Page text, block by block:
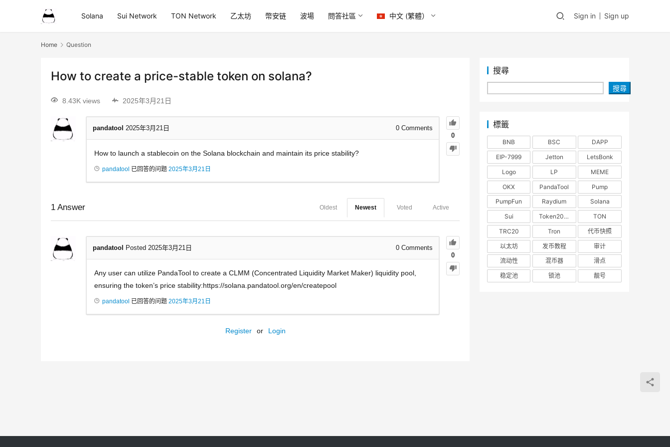
Solana Sui Network TON Network 乙太坊 幣安链 波場 問答社區 中文 (繁體） Sign in Sign up
Home Question
How to create a price-stable token on solana?
8.43K views 2025年3月21日
0
pandatool 2025年3月21日 0 Comments
How to launch a stablecoin on the Solana blockchain and maintain its price stability?
pandatool 已回答的问题 2025年3月21日
1 Answer Active
Voted
Newest
Oldest
0
pandatool Posted 2025年3月21日 0 Comments
Any user can utilize PandaTool to create a CLMM (Concentrated Liquidity Market Maker) liquidity pool,
ensuring the token’s price stability:https://solana.pandatool.org/en/createpool
pandatool 已回答的问题 2025年3月21日
Register or Login
搜尋
搜尋
標籤
BNB BSC
DAPP
EIP-7999
Jetton
LetsBonk
Logo
LP
MEME
OKX
PandaTool
Pump
PumpFun
Raydium
Solana
Sui
Token2022
TON
TRC20
Tron
代币快照
以太坊
发币教程
审计
流动性
混币器
滑点
稳定池
锁池 靓号